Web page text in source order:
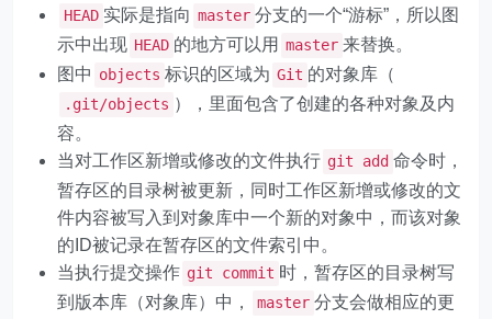
HEAD 实际是指向 master 分支的一个“游标”，所以图
示中出现 HEAD 的地方可以用 master 来替换。
图中 objects 标识的区域为 Git 的对象库（
.git/objects ），里面包含了创建的各种对象及内
容。
当对工作区新增或修改的文件执行 git add 命令时，
暂存区的目录树被更新，同时工作区新增或修改的文
件内容被写入到对象库中一个新的对象中，而该对象
的ID被记录在暂存区的文件索引中。
当执行提交操作 git commit 时，暂存区的目录树写
到版本库（对象库）中，
master 分支会做相应的更